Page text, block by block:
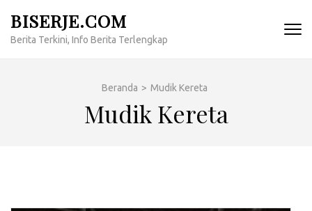
konten
BISERJE.COM
Berita Terkini, Info Berita Terlengkap
Beranda > Mudik Kereta
Mudik Kereta